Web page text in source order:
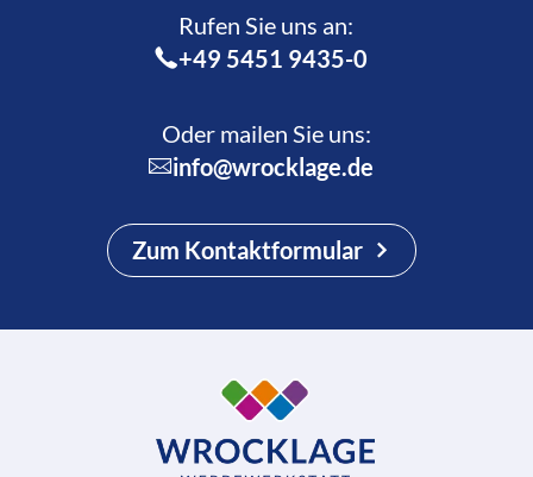
Rufen Sie uns an:­
+49 5451 9435-0
Oder mailen Sie uns:
info@wrocklage.de
Zum Kontaktformular